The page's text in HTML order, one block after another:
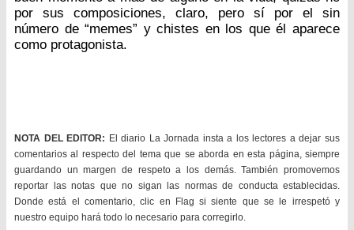
por sus composiciones, claro, pero sí por el sin
número de “memes” y chistes en los que él aparece
como protagonista.
NOTA DEL EDITOR: El diario La Jornada insta a los lectores a dejar sus
comentarios al respecto del tema que se aborda en esta página, siempre
guardando un margen de respeto a los demás. También promovemos
reportar las notas que no sigan las normas de conducta establecidas.
Donde está el comentario, clic en Flag si siente que se le irrespetó y
nuestro equipo hará todo lo necesario para corregirlo.